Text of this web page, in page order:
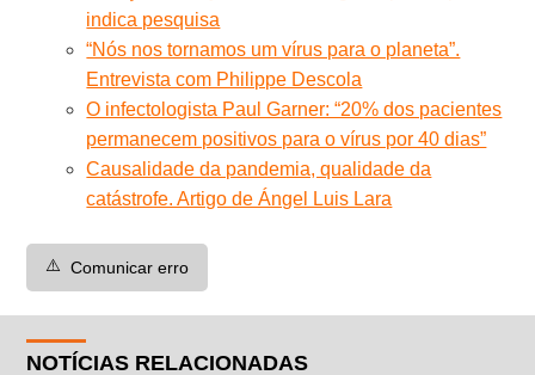
indica pesquisa
“Nós nos tornamos um vírus para o planeta”.
Entrevista com Philippe Descola
O infectologista Paul Garner: “20% dos pacientes
permanecem positivos para o vírus por 40 dias”
Causalidade da pandemia, qualidade da
catástrofe. Artigo de Ángel Luis Lara
⚠️ Comunicar erro
NOTÍCIAS RELACIONADAS